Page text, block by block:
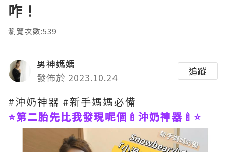
咋！
瀏覽次數:539
男神媽媽
發佈於 2023.10.24
追蹤
#沖奶神器 #新手媽媽必備
⭐️第二胎先比我發現呢個🍼沖奶神器🍼⭐️